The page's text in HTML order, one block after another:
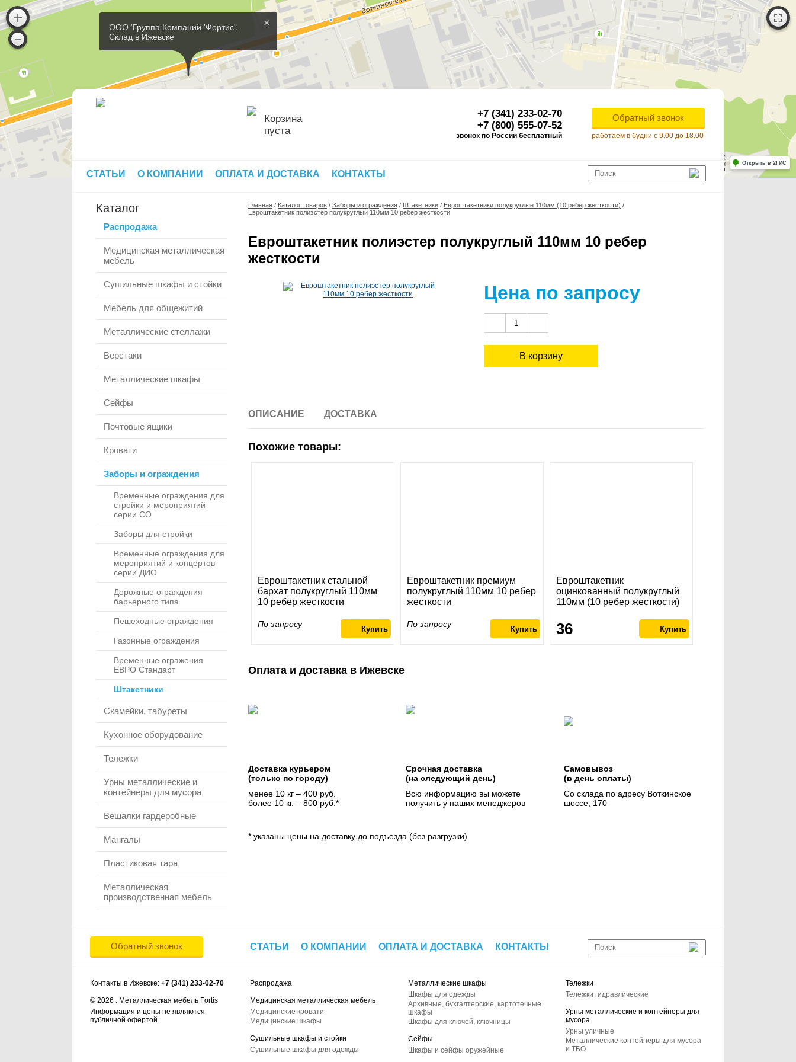
×
ООО 'Группа Компаний 'Фортис'.
Склад в Ижевске
Работает на API 2ГИС
Лицензионное соглашение
Для корректной работы Raster JS API нужен ключ. Помощь: api@2gis.ru
Открыть в 2ГИС
Корзина
пуста
+7 (341) 233-02-70
+7 (800) 555-07-52
звонок по России бесплатный
Обратный звонок
работаем в будни с 9.00 до 18.00
СТАТЬИ О КОМПАНИИ ОПЛАТА И ДОСТАВКА КОНТАКТЫ
Каталог
Распродажа
Медицинская металлическая
мебель
Сушильные шкафы и стойки
Мебель для общежитий
Металлические стеллажи
Верстаки
Металлические шкафы
Сейфы
Почтовые ящики
Кровати
Заборы и ограждения
Временные ограждения для
стройки и мероприятий
серии СО
Заборы для стройки
Временные ограждения для
мероприятий и концертов
серии ДИО
Дорожные ограждения
барьерного типа
Пешеходные ограждения
Газонные ограждения
Временные огражения
ЕВРО Стандарт
Штакетники
Скамейки, табуреты
Кухонное оборудование
Тележки
Урны металлические и
контейнеры для мусора
Вешалки гардеробные
Мангалы
Пластиковая тара
Металлическая
производственная мебель
Главная / Каталог товаров / Заборы и ограждения / Штакетники / Евроштакетники полукруглые 110мм (10 ребер жесткости) /
Евроштакетник полиэстер полукруглый 110мм 10 ребер жесткости
Евроштакетник полиэстер полукруглый 110мм 10 ребер
жесткости
Цена по запросу
ОПИСАНИЕ ДОСТАВКА
Похожие товары:
Евроштакетник стальной
бархат полукруглый 110мм
10 ребер жесткости
По запросу
Евроштакетник премиум
полукруглый 110мм 10 ребер
жесткости
По запросу
Евроштакетник
оцинкованный полукруглый
110мм (10 ребер жесткости)
36
Оплата и доставка в Ижевске
Доставка курьером
(только по городу)
менее 10 кг – 400 руб.
более 10 кг. – 800 руб.*
Срочная доставка
(на следующий день)
Всю информацию вы можете
получить у наших менеджеров
Самовывоз
(в день оплаты)
Со склада по адресу Воткинское
шоссе, 170
* указаны цены на доставку до подъезда (без разгрузки)
Обратный звонок СТАТЬИ О КОМПАНИИ ОПЛАТА И ДОСТАВКА КОНТАКТЫ
Контакты в Ижевске: +7 (341) 233-02-70
© 2026 . Металлическая мебель Fortis
Информация и цены не являются
публичной офертой
Распродажа
Медицинская металлическая мебель
Медицинские кровати
Медицинские шкафы
Сушильные шкафы и стойки
Сушильные шкафы для одежды
Металлические шкафы
Шкафы для одежды
Архивные, бухгалтерские, картотечные
шкафы
Шкафы для ключей, ключницы
Сейфы
Шкафы и сейфы оружейные
Тележки
Тележки гидравлические
Урны металлические и контейнеры для
мусора
Урны уличные
Металлические контейнеры для мусора
и ТБО